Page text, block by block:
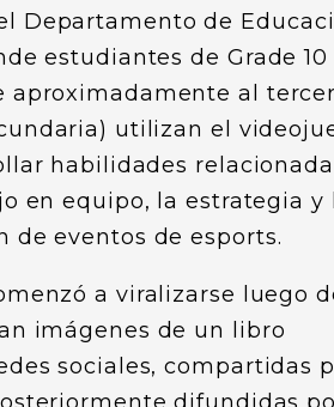
Departamento de
estudiantes de Grade 10
aproximadamente al
utilizan el
habilidades
en equipo, la estrategia y
de eventos de esports.
a viralizarse luego
imágenes de un libro
sociales, compartidas